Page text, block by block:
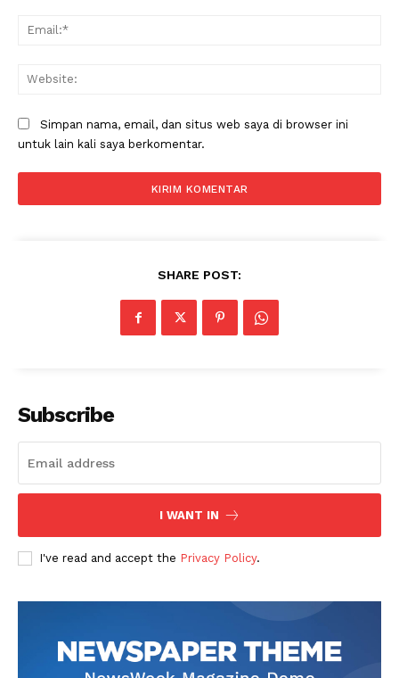
News Week
Magazine PRO
Simpan nama, email, dan situs web saya di browser ini
untuk lain kali saya berkomentar.
SHARE POST:
Subscribe
I WANT IN
I've read and accept the Privacy Policy.